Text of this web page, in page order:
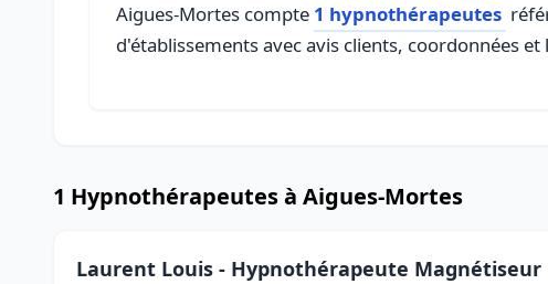
Aigues-Mortes compte 1 hypnothérapeutes
d'établissements avec avis clients, coordonnées et
1 Hypnothérapeutes à Aigues-Mortes
Laurent Louis - Hypnothérapeute Magnétiseur